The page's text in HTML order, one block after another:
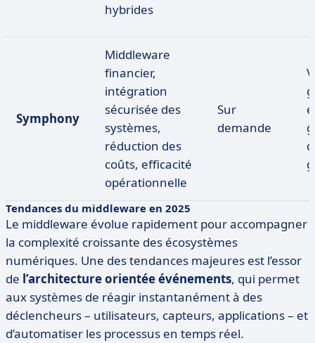
hybrides
Symphony
Middleware
financier,
intégration
sécurisée des
systèmes,
réduction des
coûts, efficacité
opérationnelle
Sur
demande
Tendances du middleware en 2025
Le middleware évolue rapidement pour accompagner
la complexité croissante des écosystèmes
numériques. Une des tendances majeures est l’essor
de l’architecture orientée événements, qui permet
aux systèmes de réagir instantanément à des
déclencheurs – utilisateurs, capteurs, applications – et
d’automatiser les processus en temps réel.